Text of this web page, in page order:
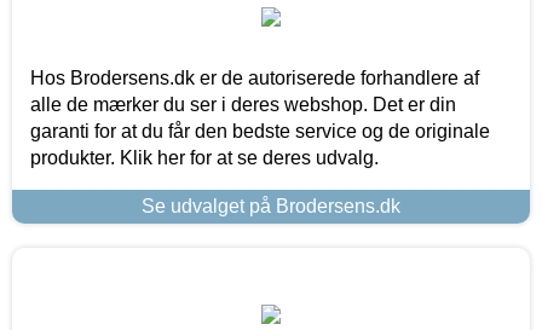
Hos Brodersens.dk er de autoriserede forhandlere af
alle de mærker du ser i deres webshop. Det er din
garanti for at du får den bedste service og de originale
produkter. Klik her for at se deres udvalg.
Se udvalget på Brodersens.dk